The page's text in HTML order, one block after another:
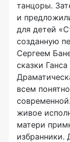
танцоры.
и
для детей
созданную
Сергеем
сказки
всем
живое
матери
избранники.